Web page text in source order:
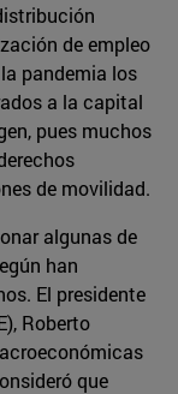
de empleo
pandemia los
a la capital
pues muchos
de movilidad.
algunas de
han
El presidente
Roberto
que